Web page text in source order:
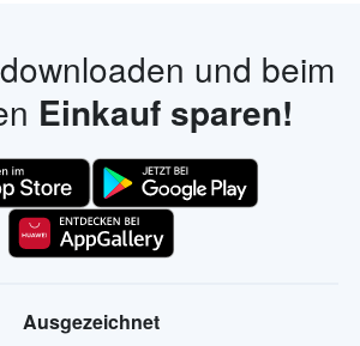
und beim
Einkauf sparen!
Ausgezeichnet